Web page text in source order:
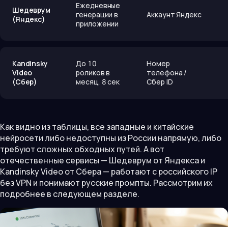
Шедеврум
(Яндекс)
Ежедневные
генерации в
приложении
Аккаунт Яндекс
Kandinsky
Video
(Сбер)
До 10
роликов в
месяц, 8 сек
Номер
телефона /
Сбер ID
Как видно из таблицы, все западные и китайские
нейросети либо недоступны из России напрямую, либо
требуют сложных обходных путей. А вот
отечественные сервисы — Шедеврум от Яндекса и
Kandinsky Video от Сбера — работают с российского IP
без VPN и понимают русские промпты. Рассмотрим их
подробнее в следующем разделе.